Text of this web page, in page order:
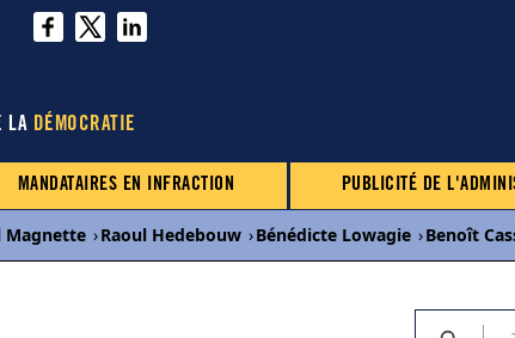
LA DÉMOCRATIE
MANDATAIRES EN INFRACTION PUBLICITÉ DE
Magnette ›Raoul Hedebouw ›Bénédicte Lowagie ›Benoît